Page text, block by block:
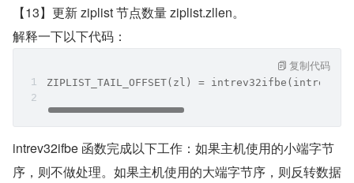
【13】更新 ziplist 节点数量 ziplist.zllen。
解释一下以下代码：
ZIPLIST_TAIL_OFFSET(zl) =
复制代码
intrev32ifbe 函数完成以下工作：如果主机使用的小端字节
序，则不做处理。如果主机使用的大端字节序，则反转数据